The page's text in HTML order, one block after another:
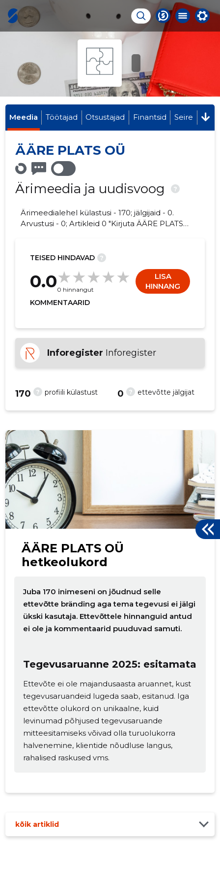
Meedia Töötajad Otsustajad Finantsid Seire
ÄÄRE PLATS OÜ
Ärimeedia ja uudisvoog ?
Ärimeedialehel külastusi - 170; jälgijaid - 0.
Arvustusi - 0; Artikleid 0 "Kirjuta ÄÄRE PLATS
TEISED HINDAVAD ?
0.00 hinnangut
LISA
HINNANG
KOMMENTAARID
Inforegister Inforegister
? profiili külastust
170 ? ettevõtte jälgijat
0
ÄÄRE PLATS OÜ
hetkeolukord
Juba 170 inimeseni on jõudnud selle
ettevõtte bränding aga tema tegevusi ei jälgi
ükski kasutaja. Ettevõttele hinnanguid antud
ei ole ja kommentaarid puuduvad samuti.
Tegevusaruanne 2025: esitamata
Ettevõte ei ole majandusaasta aruannet, kust
tegevusaruandeid lugeda saab, esitanud. Iga
ettevõtte olukord on unikaalne, kuid
levinumad põhjused tegevusaruande
mitteesitamiseks võivad olla turuolukorra
halvenemine, klientide nõudluse langus,
rahalised raskused vms.
kõik artiklid
Muuda pildi
kirjeldust